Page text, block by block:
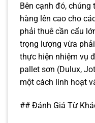
Bên cạnh đó, chúng
hàng lên cao cho
phải thuê cần cẩu
trọng lượng vừa
thực hiện nhiệm vụ
pallet sơn (Dulux,
một cách linh hoạt
## Đánh Giá Từ